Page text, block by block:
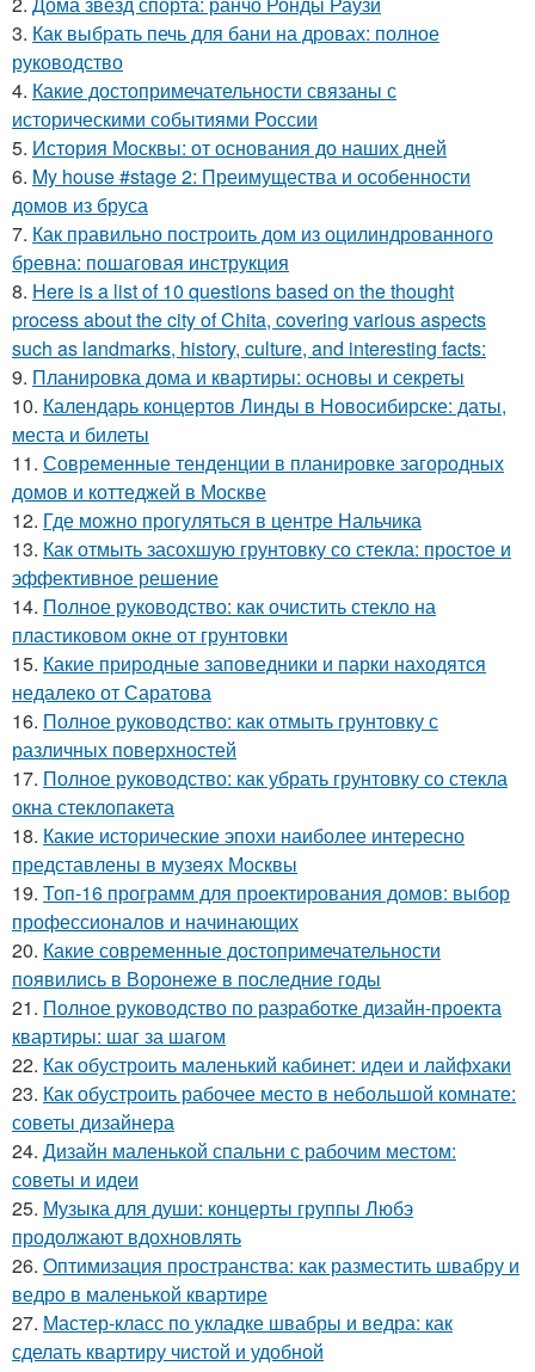
3. Как выбрать печь для бани на дровах: полное
руководство
4. Какие достопримечательности связаны с
историческими событиями России
5. История Москвы: от основания до наших дней
6. My house #stage 2: Преимущества и особенности
домов из бруса
7. Как правильно построить дом из оцилиндрованного
бревна: пошаговая инструкция
8. Here is a list of 10 questions based on the thought
process about the city of Chita, covering various aspects
such as landmarks, history, culture, and interesting facts:
9. Планировка дома и квартиры: основы и секреты
10. Календарь концертов Линды в Новосибирске: даты,
места и билеты
11. Современные тенденции в планировке загородных
домов и коттеджей в Москве
12. Где можно прогуляться в центре Нальчика
13. Как отмыть засохшую грунтовку со стекла: простое и
эффективное решение
14. Полное руководство: как очистить стекло на
пластиковом окне от грунтовки
15. Какие природные заповедники и парки находятся
недалеко от Саратова
16. Полное руководство: как отмыть грунтовку с
различных поверхностей
17. Полное руководство: как убрать грунтовку со стекла
окна стеклопакета
18. Какие исторические эпохи наиболее интересно
представлены в музеях Москвы
19. Топ-16 программ для проектирования домов: выбор
профессионалов и начинающих
20. Какие современные достопримечательности
появились в Воронеже в последние годы
21. Полное руководство по разработке дизайн-проекта
квартиры: шаг за шагом
22. Как обустроить маленький кабинет: идеи и лайфхаки
23. Как обустроить рабочее место в небольшой комнате:
советы дизайнера
24. Дизайн маленькой спальни с рабочим местом:
советы и идеи
25. Музыка для души: концерты группы Любэ
продолжают вдохновлять
26. Оптимизация пространства: как разместить швабру и
ведро в маленькой квартире
27. Мастер-класс по укладке швабры и ведра: как
сделать квартиру чистой и удобной